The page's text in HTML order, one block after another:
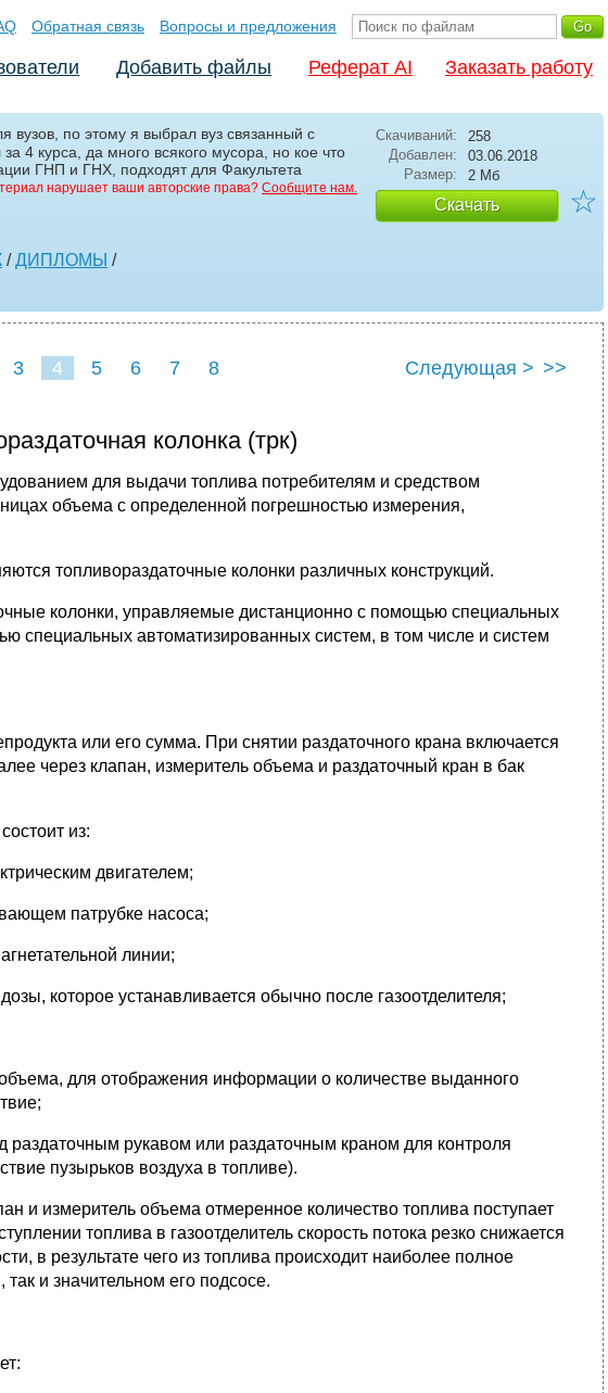
Обратная связь Вопросы и предложения
Добавить файлы Реферат AI Заказать работу
вузов, по этому я выбрал вуз связанный с
курса, да много всякого мусора, но кое что
ГНП и ГНХ, подходят для Факультета
нарушает ваши авторские права? Сообщите нам.
/ДИПЛОМЫ /
Скачиваний:
258
Добавлен:
03.06.2018
Размер:
2 Мб
Скачать ☆
3 4 5 6 7 8 Следующая > >>
колонка (трк)
для выдачи топлива потребителям и средством
объема с определенной погрешностью измерения,
топливораздаточные колонки различных конструкций.
колонки, управляемые дистанционно с помощью специальных
специальных автоматизированных систем, в том числе и систем
или его сумма. При снятии раздаточного крана включается
через клапан, измеритель объема и раздаточный кран в бак
из:
двигателем;
патрубке насоса;
линии;
которое устанавливается обычно после газоотделителя;
объема, для отображения информации о количестве выданного
раздаточным рукавом или раздаточным краном для контроля
пузырьков воздуха в топливе).
и измеритель объема отмеренное количество топлива поступает
топлива в газоотделитель скорость потока резко снижается
в результате чего из топлива происходит наиболее полное
и значительном его подсосе.